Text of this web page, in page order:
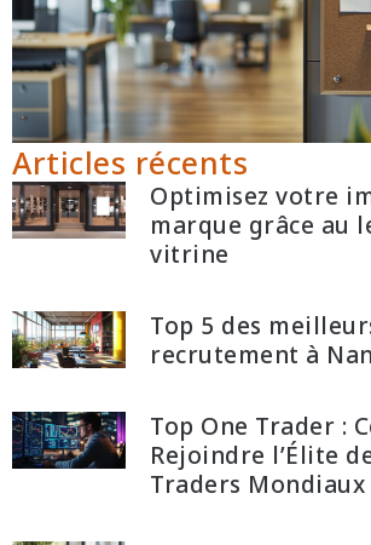
Articles récents
Optimisez votre
marque grâce au
vitrine
Top 5 des
recrutement à
Top One Trader :
Rejoindre l’Élite
Traders Mondiaux